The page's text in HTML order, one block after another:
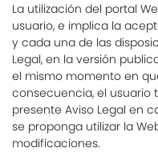
La utilización del portal
usuario, e implica la
y cada una de las
Legal, en la versión
el mismo momento en
consecuencia, el usuario
presente Aviso Legal en
se proponga utilizar la
modificaciones.